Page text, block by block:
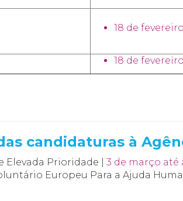
18 de
18 de
candidaturas à
Elevada Prioridade | 3 de março até
Europeu Para a Ajuda